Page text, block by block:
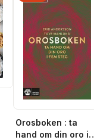
Orosboken : ta
hand om din oro i